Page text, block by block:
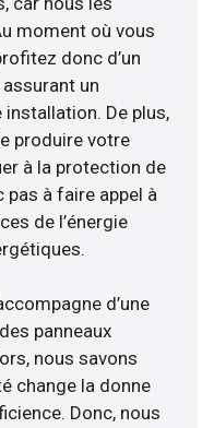
moment où vous
donc d’un
un
De plus,
produire votre
à la protection de
pas à faire appel à
de l’énergie
d’une
panneaux
nous savons
change la donne
Donc, nous